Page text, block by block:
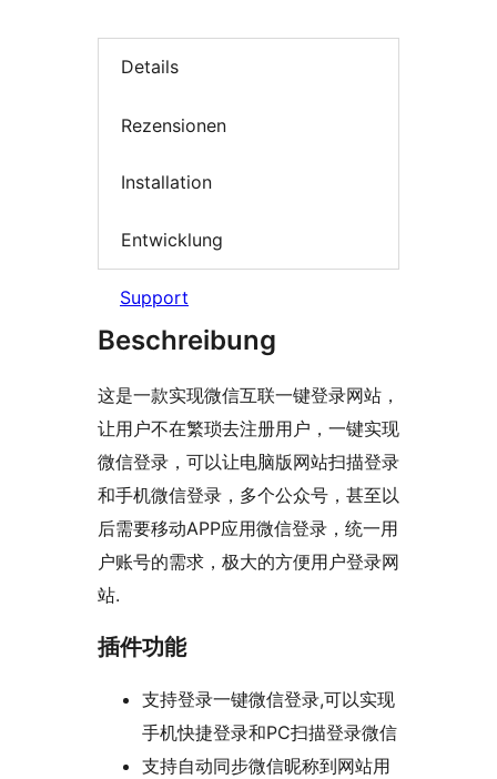
Details
Rezensionen
Installation
Entwicklung
Support
Beschreibung
这是一款实现微信互联一键登录网站，
让用户不在繁琐去注册用户，一键实现
微信登录，可以让电脑版网站扫描登录
和手机微信登录，多个公众号，甚至以
后需要移动APP应用微信登录，统一用
户账号的需求，极大的方便用户登录网
站.
插件功能
支持登录一键微信登录,可以实现
手机快捷登录和PC扫描登录微信
支持自动同步微信昵称到网站用